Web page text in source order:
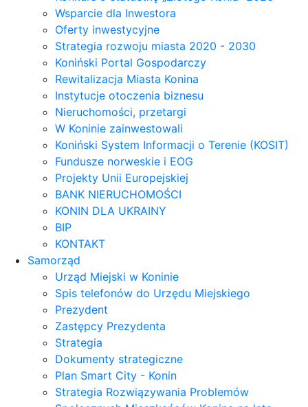
Wsparcie dla Inwestora
Oferty inwestycyjne
Strategia rozwoju miasta 2020 - 2030
Koniński Portal Gospodarczy
Rewitalizacja Miasta Konina
Instytucje otoczenia biznesu
Nieruchomości, przetargi
W Koninie zainwestowali
Koniński System Informacji o Terenie (KOSIT)
Fundusze norweskie i EOG
Projekty Unii Europejskiej
BANK NIERUCHOMOŚCI
KONIN DLA UKRAINY
BIP
KONTAKT
Samorząd
Urząd Miejski w Koninie
Spis telefonów do Urzędu Miejskiego
Prezydent
Zastępcy Prezydenta
Strategia
Dokumenty strategiczne
Plan Smart City - Konin
Strategia Rozwiązywania Problemów